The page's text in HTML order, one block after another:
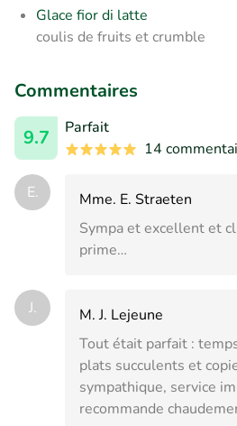
Glace fior di latte
coulis de fruits et crumble
Commentaires
9.7
Parfait
14
E.
Mme. E. Straeten
Sympa et excellent et
prime…
J.
M. J. Lejeune
Tout était parfait :
plats succulents et
sympathique, service
recommande